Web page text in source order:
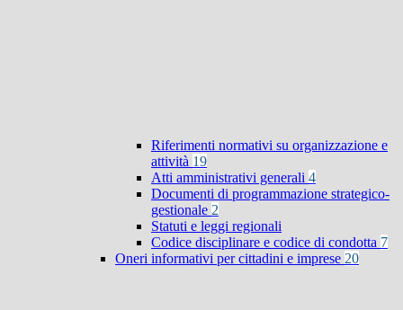
Riferimenti normativi su organizzazione e
attività 19
Atti amministrativi generali 4
Documenti di programmazione strategico-
gestionale 2
Statuti e leggi regionali
Codice disciplinare e codice di condotta 7
Oneri informativi per cittadini e imprese 20